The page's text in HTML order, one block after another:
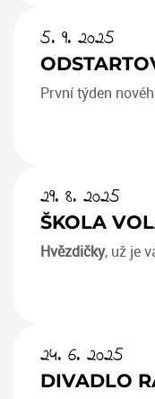
5. 9. 2025
První týden
29. 8. 2025
ŠKOLA
Hvězdičky, už je
24. 6. 2025
DIVADLO